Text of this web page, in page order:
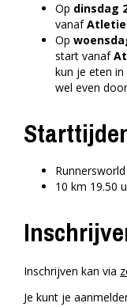
Op dinsdag
vanaf
Op
start vanaf
kun je eten in
wel even
10 km 19.50
Inschrijven kan via
Je kunt je